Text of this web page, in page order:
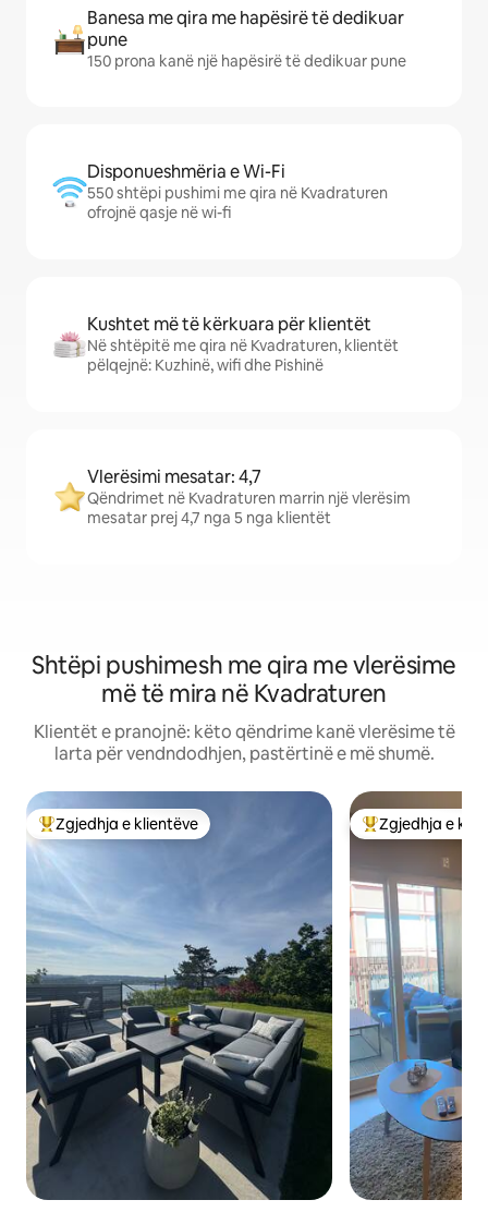
Banesa me qira me hapësirë të dedikuar
pune
150 prona kanë një hapësirë të dedikuar pune
Disponueshmëria e Wi-Fi
550 shtëpi pushimi me qira në Kvadraturen
ofrojnë qasje në wi-fi
Kushtet më të kërkuara për klientët
Në shtëpitë me qira në Kvadraturen, klientët
pëlqejnë: Kuzhinë, wifi dhe Pishinë
Vlerësimi mesatar: 4,7
Qëndrimet në Kvadraturen marrin një vlerësim
mesatar prej 4,7 nga 5 nga klientët
Shtëpi pushimesh me qira me vlerësime
më të mira në Kvadraturen
Klientët e pranojnë: këto qëndrime kanë vlerësime të
larta për vendndodhjen, pastërtinë e më shumë.
Më të mirat e zgjedhjeve të klientëve
Zgjedhja e klientëve Më të mirat e
Zgjedhja e